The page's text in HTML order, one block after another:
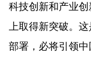
科技创新和产业
上取得新突破。
部署，必将引领中